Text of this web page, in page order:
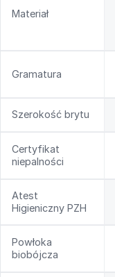
Materiał
Gramatura
Szerokość brytu
Certyfikat
niepalności
Atest
Higieniczny PZH
Powłoka
biobójcza